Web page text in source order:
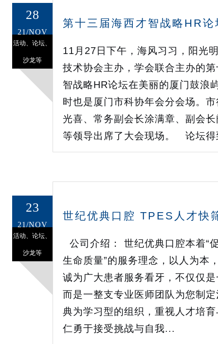
28
21/NOV
活动、论坛、
沙龙等
第十三届海西才智战略HR
11月27日下午，海风习习，阳光
技术协会主办，学会联合主办的
智战略HR论坛在美丽的厦门鼓浪
时也是厦门市科协年会分会场。
光喜、常务副会长涂满章、副会
等领导出席了大会现场。 论坛
23
21/NOV
活动、论坛、
沙龙等
世纪优典口腔 TPES人才快
公司介绍： 世纪优典口腔本着“
生命质量”的服务理念，以人为本
诚为广大患者服务看牙，不仅仅
而是一整支专业医师团队为您制
典为学习型的组织，重视人才培
仁勇于接受挑战与自我...